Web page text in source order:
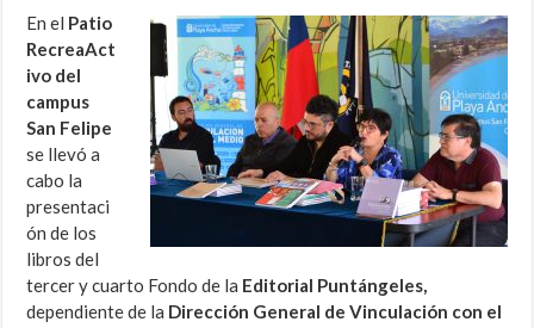
En el Patio
RecreaAct
ivo del
campus
San Felipe
se llevó a
cabo la
presentaci
ón de los
libros del
tercer y cuarto Fondo de la Editorial Puntángeles,
dependiente de la Dirección General de Vinculación con el